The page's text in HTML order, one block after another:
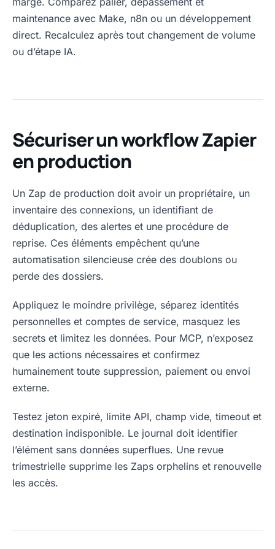
maintenance avec Make, n8n ou un développement
direct. Recalculez après tout changement de volume
ou d’étape IA.
Sécuriser un workflow Zapier
en production
Un Zap de production doit avoir un propriétaire, un
inventaire des connexions, un identifiant de
déduplication, des alertes et une procédure de
reprise. Ces éléments empêchent qu’une
automatisation silencieuse crée des doublons ou
perde des dossiers.
Appliquez le moindre privilège, séparez identités
personnelles et comptes de service, masquez les
secrets et limitez les données. Pour MCP, n’exposez
que les actions nécessaires et confirmez
humainement toute suppression, paiement ou envoi
externe.
Testez jeton expiré, limite API, champ vide, timeout et
destination indisponible. Le journal doit identifier
l’élément sans données superflues. Une revue
trimestrielle supprime les Zaps orphelins et renouvelle
les accès.